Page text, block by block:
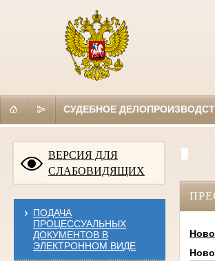
СУДЕБНОЕ
ВЕРСИЯ ДЛЯ
СЛАБОВИДЯЩИХ
ПОДАЧА
ПРОЦЕССУАЛЬНЫХ
ДОКУМЕНТОВ В
ЭЛЕКТРОННОМ ВИДЕ